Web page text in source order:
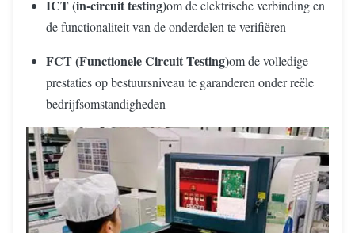
ICT (in-circuit testing)om de elektrische verbinding en
de functionaliteit van de onderdelen te verifiëren
FCT (Functionele Circuit Testing)om de volledige
prestaties op bestuursniveau te garanderen onder reële
bedrijfsomstandigheden